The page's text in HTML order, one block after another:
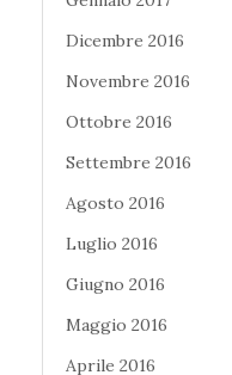
Dicembre 2016
Novembre 2016
Ottobre 2016
Settembre 2016
Agosto 2016
Luglio 2016
Giugno 2016
Maggio 2016
Aprile 2016